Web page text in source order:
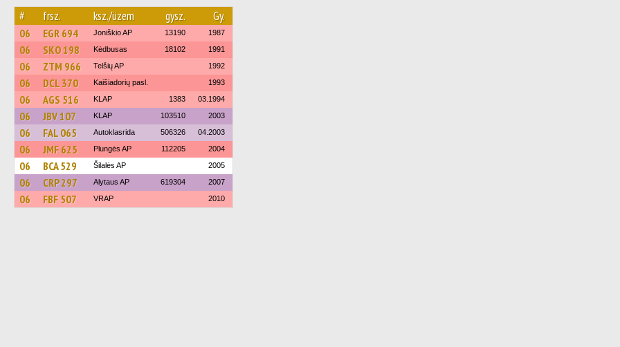
# frsz. ksz./üzem gysz. Gy.
06 EGR 694 Joniškio AP 13190 1987
06 SKO 198 Kėdbusas 18102 1991
06 ZTM 966 Telšių AP 1992
06 DCL 370 Kaišiadorių pasl. 1993
06 AGS 516 KLAP 1383 03.1994
06 JBV 107 KLAP 103510 2003
06 FAL 065 Autoklasrida 506326 04.2003
06 JMF 625 Plungės AP 112205 2004
06 BCA 529 Šilalės AP 2005
06 CRP 297 Alytaus AP 619304 2007
06 FBF 507 VRAP 2010